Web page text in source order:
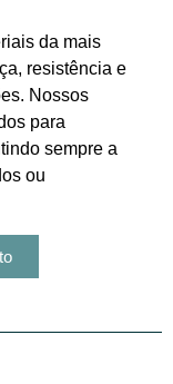
da mais
resistência e
Nossos
para
sempre a
ou